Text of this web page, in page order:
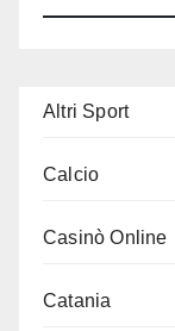
Altri Sport
Calcio
Casinò Online
Catania